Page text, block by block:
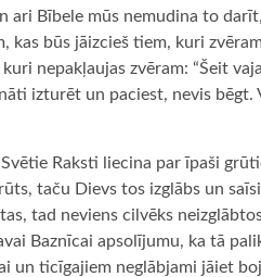
ari Bībele mūs nemudina to
kas būs jāizcieš tiem, kuri
nepakļaujas zvēram: “Šeit
izturēt un paciest, nevis
Raksti liecina par īpaši
taču Dievs tos izglābs un
tad neviens cilvēks
Baznīcai apsolījumu, ka tā
un ticīgajiem neglābjami jāiet